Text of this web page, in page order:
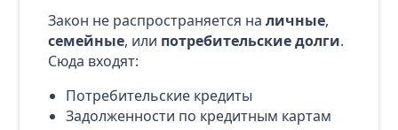
Закон не распространяется на личные,
семейные, или потребительские долги.
Сюда входят:
Потребительские кредиты
Задолженности по кредитным картам